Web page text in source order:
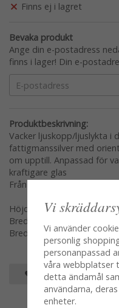
Finns ej i lagret
Bevaka produkt
Ange din e-postadress
finns i lager! Din e-
Produktbeskrivning:
Vacker ljuskopp/ljuslykta i
fattigmanssilver med
om upptill. Anpassad för
kraftigare glas
Från Chic Antique
Höjd: 3,5cm
Bredd: 4,5cm öppning
Bredd: ca 6,5cm
SPARA SOM FAVORIT
Vi
Vi använder
personlig
personanpassad
våra webbplatser
detta ändamål
användarna,
enheter.